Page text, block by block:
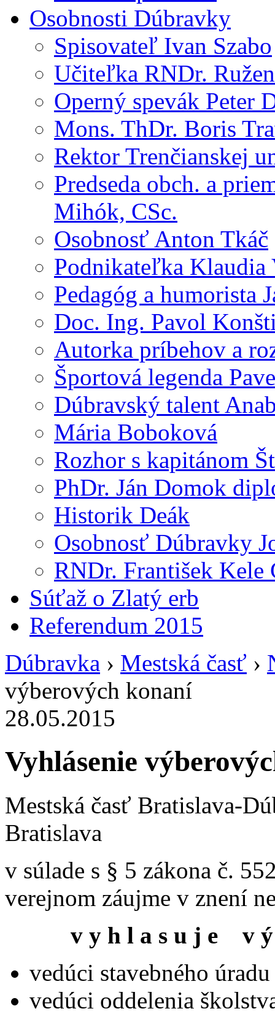
Osobnosti Dúbravky
Spisovateľ Ivan Szabo
Učiteľka RNDr.
Operný spevák Peter
Mons. ThDr. Boris
Rektor Trenčianskej
Predseda obch. a
Mihók, CSc.
Osobnosť Anton Tkáč
Podnikateľka Klaudia
Pedagóg a humorista
Doc. Ing. Pavol
Autorka príbehov a
Športová legenda
Dúbravský talent
Mária Boboková
Rozhor s kapitánom
PhDr. Ján Domok
Historik Deák
Osobnosť Dúbravky
RNDr. František Kele
Súťaž o Zlatý erb
Referendum 2015
Dúbravka › Mestská časť ›
výberových konaní
28.05.2015
Vyhlásenie
Mestská časť Bratislava-
Bratislava
v súlade s § 5 zákona č.
verejnom záujme v znení
v y h l a s u j e
v
vedúci stavebného úradu
vedúci oddelenia